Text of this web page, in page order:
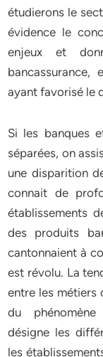
étudierons le
évidence le
enjeux et
ayant favorisé le
Si les banques
séparées, on
une disparition
connait de
établissements
des produits
cantonnaient à
est révolu. La
entre les métiers
du phénomène
désigne les
les